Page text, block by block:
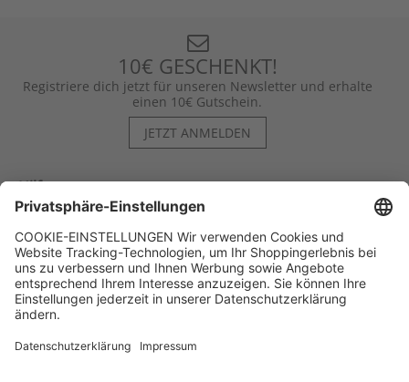
10€ GESCHENKT!
Registriere dich jetzt für unseren Newsletter und erhalte
einen 10€ Gutschein.
JETZT ANMELDEN
Hilfe
Kontakt
Kategorien